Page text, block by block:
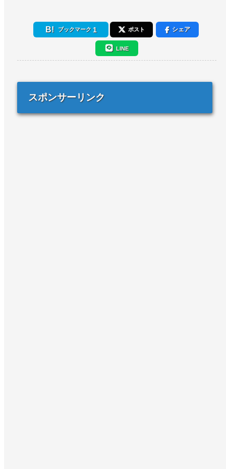
ブックマーク 1 ポスト シェア
LINE
スポンサーリンク